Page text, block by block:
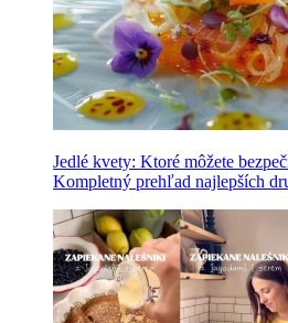
Jedlé kvety: Ktoré môžete
Kompletný prehľad najlepších